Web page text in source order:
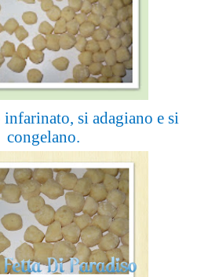
infarinato, si adagiano e si
congelano.